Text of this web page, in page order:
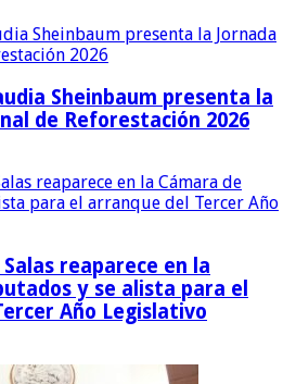
Sheinbaum presenta la
de Reforestación 2026
reaparece en la
y se alista para el
Año Legislativo